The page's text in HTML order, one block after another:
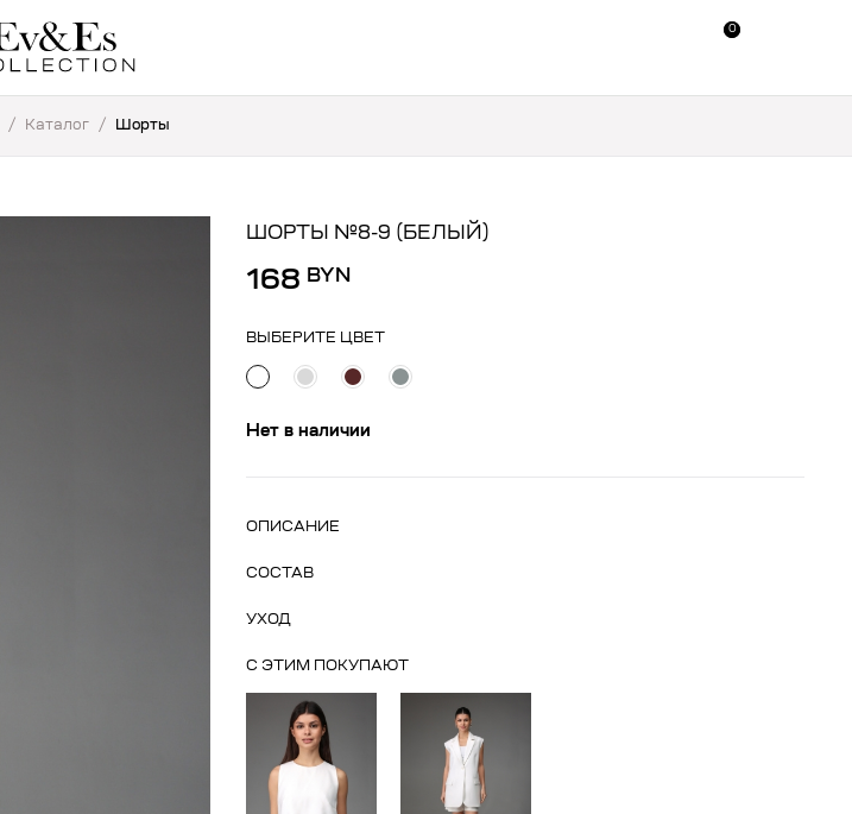
0
0
/ Каталог / Шорты
ШОРТЫ №8-9 (БЕЛЫЙ)
168 BYN
ВЫБЕРИТЕ ЦВЕТ
Нет в наличии
ОПИСАНИЕ
СОСТАВ
УХОД
С ЭТИМ ПОКУПАЮТ